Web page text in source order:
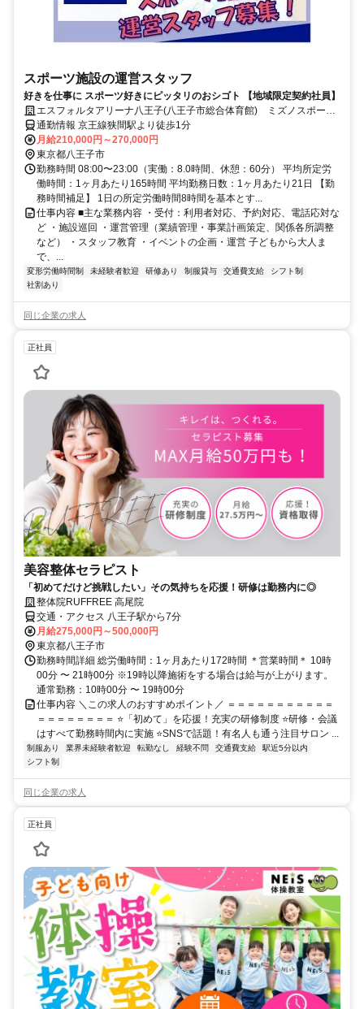
スポーツ施設の運営スタッフ
好きを仕事に スポーツ好きにピッタリのおシゴト 【地域限定契約社員】
エスフォルタアリーナ八王子(八王子市総合体育館) ミズノスポーツ
サービス株式会社
通勤情報 京王線狭間駅より徒歩1分
月給210,000円～270,000円
東京都八王子市
勤務時間 08:00〜23:00（実働：8.0時間、休憩：60分） 平均所定労
働時間：1ヶ月あたり165時間 平均勤務日数：1ヶ月あたり21日 【勤
務時間補足】 1日の所定労働時間8時間を基本とす...
仕事内容 ■主な業務内容 ・受付：利用者対応、予約対応、電話応対な
ど ・施設巡回 ・運営管理（業績管理・事業計画策定、関係各所調整
など） ・スタッフ教育 ・イベントの企画・運営 子どもから大人ま
で、...
変形労働時間制 未経験者歓迎 研修あり 制服貸与 交通費支給
シフト制
社割あり
同じ企業の求人
正社員
美容整体セラピスト
「初めてだけど挑戦したい」その気持ちを応援！研修は勤務内に◎
整体院RUFFREE 高尾院
交通・アクセス 八王子駅から7分
月給275,000円～500,000円
東京都八王子市
勤務時間詳細 総労働時間：1ヶ月あたり172時間 ＊営業時間＊ 10時
00分 〜 21時00分 ※19時以降施術をする場合は給与が上がります。
通常勤務：10時00分 〜 19時00分
仕事内容 ＼この求人のおすすめポイント／ ＝＝＝＝＝＝＝＝＝＝＝
＝＝＝＝＝＝＝＝ ⭐「初めて」を応援！充実の研修制度 ⭐研修・会議
はすべて勤務時間内に実施 ⭐SNSで話題！有名人も通う注目サロン ...
制服あり 業界未経験者歓迎 転勤なし 経験不問 交通費支給
駅近5分以内
シフト制
同じ企業の求人
正社員